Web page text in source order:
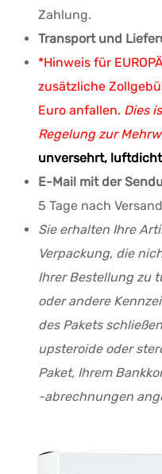
Zahlung.
Transport und
*Hinweis für
zusätzliche
Euro anfallen. Dies
Regelung zur
unversehrt,
E-Mail mit der
5 Tage nach
Sie erhalten Ihre
Verpackung, die
Ihrer Bestellung zu
oder andere
des Pakets
upsteroide oder
Paket, Ihrem
-abrechnungen